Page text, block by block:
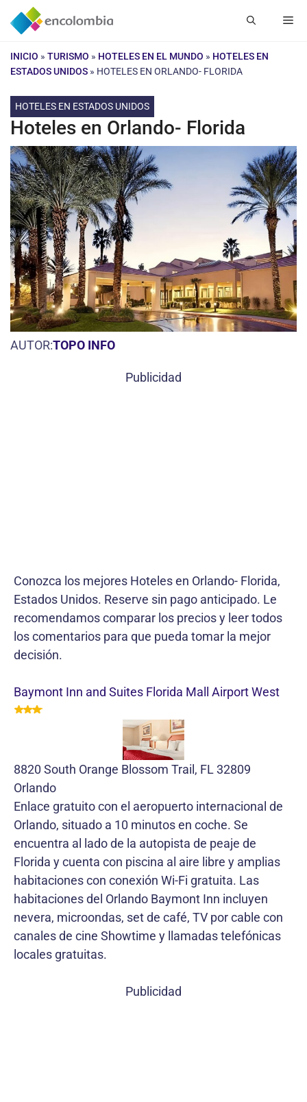
Saltar
INICIO » TURISMO » HOTELES EN EL MUNDO » HOTELES EN
ESTADOS UNIDOS » HOTELES EN ORLANDO- FLORIDA
HOTELES EN ESTADOS UNIDOS
Hoteles en Orlando- Florida
AUTOR:TOPO INFO
Publicidad
Conozca los mejores Hoteles en Orlando- Florida,
Estados Unidos. Reserve sin pago anticipado. Le
recomendamos comparar los precios y leer todos
los comentarios para que pueda tomar la mejor
decisión.
Baymont Inn and Suites Florida Mall Airport West
8820 South Orange Blossom Trail, FL 32809
Orlando
Enlace gratuito con el aeropuerto internacional de
Orlando, situado a 10 minutos en coche. Se
encuentra al lado de la autopista de peaje de
Florida y cuenta con piscina al aire libre y amplias
habitaciones con conexión Wi-Fi gratuita. Las
habitaciones del Orlando Baymont Inn incluyen
nevera, microondas, set de café, TV por cable con
canales de cine Showtime y llamadas telefónicas
locales gratuitas.
Publicidad